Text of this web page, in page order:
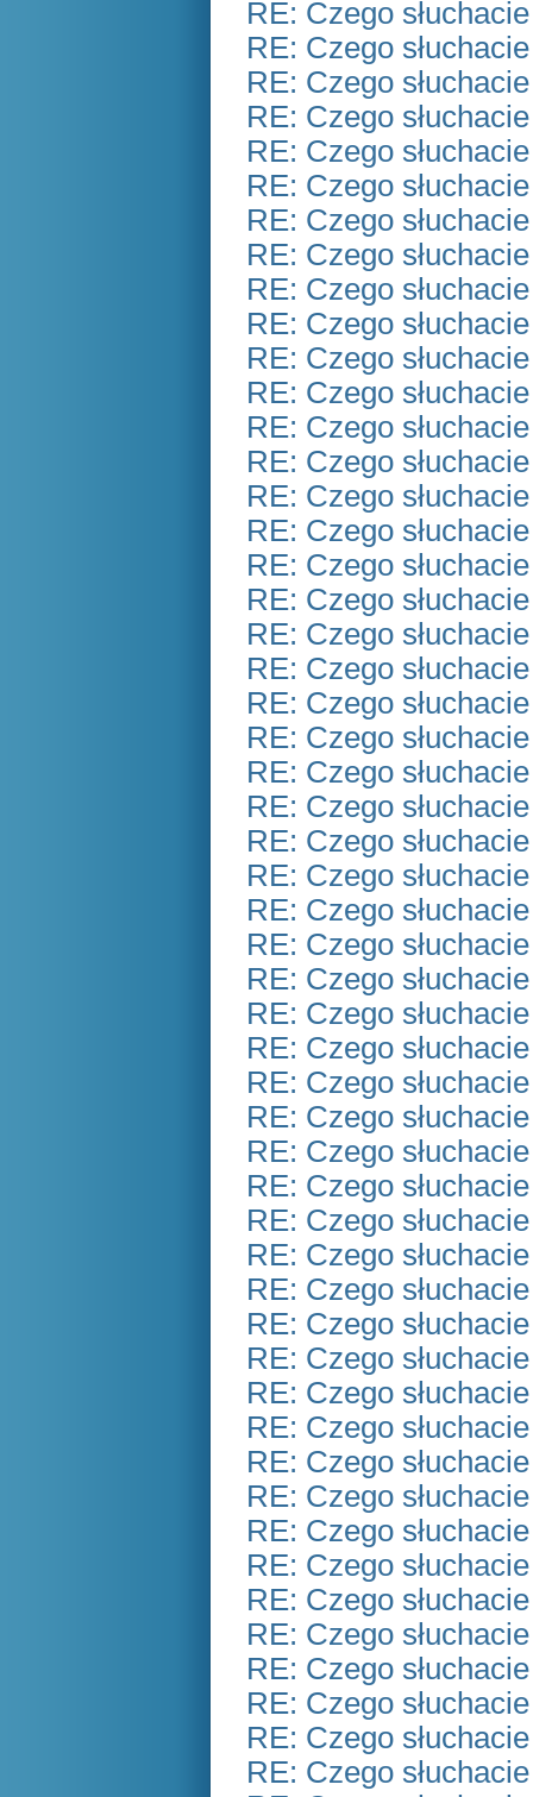
RE: Czego
RE: Czego
RE: Czego
RE: Czego
RE: Czego
RE: Czego
RE: Czego
RE: Czego
RE: Czego
RE: Czego
RE: Czego
RE: Czego
RE: Czego
RE: Czego
RE: Czego
RE: Czego
RE: Czego
RE: Czego
RE: Czego
RE: Czego
RE: Czego
RE: Czego
RE: Czego
RE: Czego
RE: Czego
RE: Czego
RE: Czego
RE: Czego
RE: Czego
RE: Czego
RE: Czego
RE: Czego
RE: Czego
RE: Czego
RE: Czego
RE: Czego
RE: Czego
RE: Czego
RE: Czego
RE: Czego
RE: Czego
RE: Czego
RE: Czego
RE: Czego
RE: Czego
RE: Czego
RE: Czego
RE: Czego
RE: Czego
RE: Czego
RE: Czego
RE: Czego